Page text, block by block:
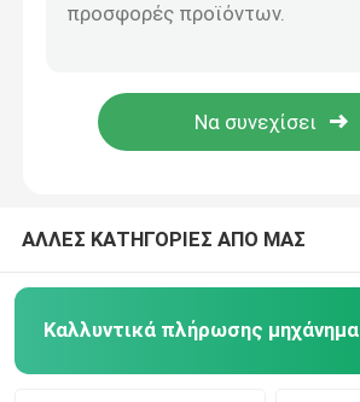
Σπίτι
Προϊόντα
ΑΛΛΕΣ ΚΑΤΗΓΟΡΙΕΣ ΑΠΟ ΜΑΣ
Καλλυντικά πλήρωσης μηχάνημα